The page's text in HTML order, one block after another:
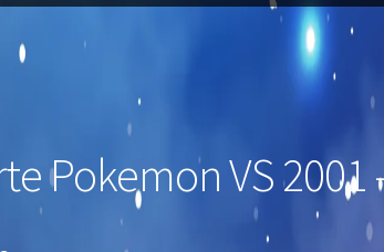
Pokemon VS